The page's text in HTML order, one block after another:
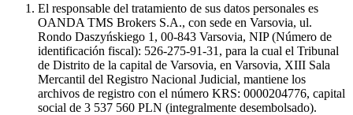
El responsable del tratamiento de sus datos personales es
OANDA TMS Brokers S.A., con sede en Varsovia, ul.
Rondo Daszyńskiego 1, 00-843 Varsovia, NIP (Número de
identificación fiscal): 526-275-91-31, para la cual el Tribunal
de Distrito de la capital de Varsovia, en Varsovia, XIII Sala
Mercantil del Registro Nacional Judicial, mantiene los
archivos de registro con el número KRS: 0000204776, capital
social de 3 537 560 PLN (integralmente desembolsado).